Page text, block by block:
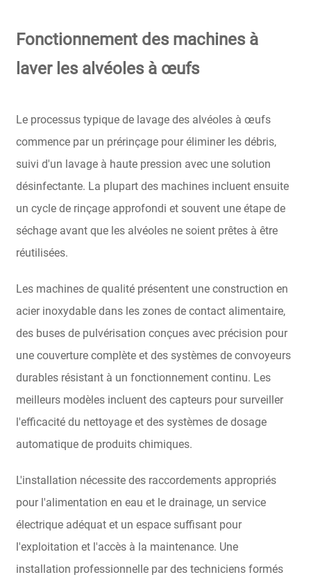
Fonctionnement des machines à
laver les alvéoles à œufs
Le processus typique de lavage des alvéoles à œufs
commence par un prérinçage pour éliminer les débris,
suivi d'un lavage à haute pression avec une solution
désinfectante. La plupart des machines incluent ensuite
un cycle de rinçage approfondi et souvent une étape de
séchage avant que les alvéoles ne soient prêtes à être
réutilisées.
Les machines de qualité présentent une construction en
acier inoxydable dans les zones de contact alimentaire,
des buses de pulvérisation conçues avec précision pour
une couverture complète et des systèmes de convoyeurs
durables résistant à un fonctionnement continu. Les
meilleurs modèles incluent des capteurs pour surveiller
l'efficacité du nettoyage et des systèmes de dosage
automatique de produits chimiques.
L'installation nécessite des raccordements appropriés
pour l'alimentation en eau et le drainage, un service
électrique adéquat et un espace suffisant pour
l'exploitation et l'accès à la maintenance. Une
installation professionnelle par des techniciens formés